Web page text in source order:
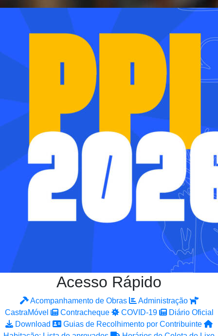
Acesso Rápido
Acompanhamento de Obras
Administração
CastraMóvel
Contracheque COVID-19
Diário Oficial
Download
Guias de Recolhimento por Contribuinte